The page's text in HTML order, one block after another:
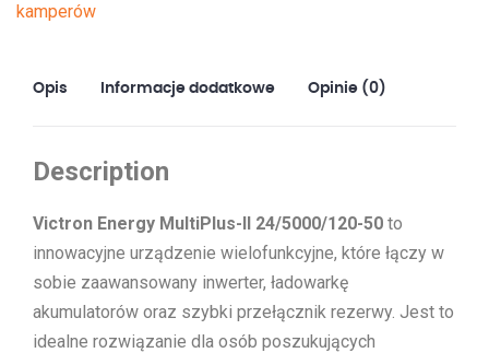
kamperów
Opis Informacje dodatkowe Opinie (0)
Description
Victron Energy MultiPlus-II 24/5000/120-50 to
innowacyjne urządzenie wielofunkcyjne, które łączy w
sobie zaawansowany inwerter, ładowarkę
akumulatorów oraz szybki przełącznik rezerwy. Jest to
idealne rozwiązanie dla osób poszukujących